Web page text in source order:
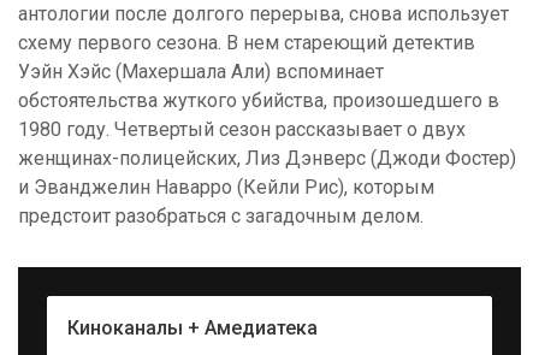
антологии после долгого перерыва, снова использует
схему первого сезона. В нем стареющий детектив
Уэйн Хэйс (Махершала Али) вспоминает
обстоятельства жуткого убийства, произошедшего в
1980 году. Четвертый сезон рассказывает о двух
женщинах-полицейских, Лиз Дэнверс (Джоди Фостер)
и Эванджелин Наварро (Кейли Рис), которым
предстоит разобраться с загадочным делом.
Киноканалы + Амедиатека